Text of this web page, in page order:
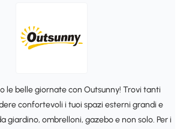
le belle giornate con Outsunny! Trovi tanti
confortevoli i tuoi spazi esterni grandi e
giardino, ombrelloni, gazebo e non solo. Per i